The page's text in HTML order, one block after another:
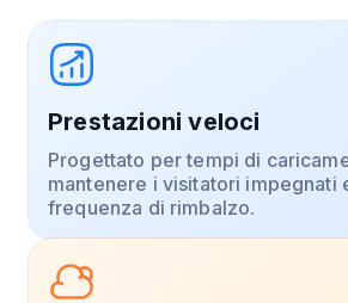
Prestazioni veloci
Progettato per tempi di
mantenere i visitatori impegnati
frequenza di rimbalzo.